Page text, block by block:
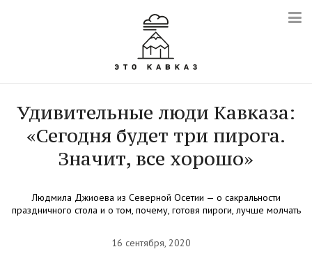
Удивительные люди Кавказа:
«Сегодня будет три пирога.
Значит, все хорошо»
Людмила Джиоева из Северной Осетии — о сакральности
праздничного стола и о том, почему, готовя пироги, лучше молчать
16 сентября, 2020